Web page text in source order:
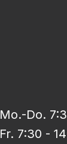
Mo.-Do.
Fr. 7:30 -